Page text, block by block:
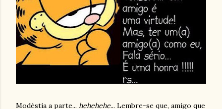
Modéstia a parte... hehehehe... Lembre-se que, amigo que